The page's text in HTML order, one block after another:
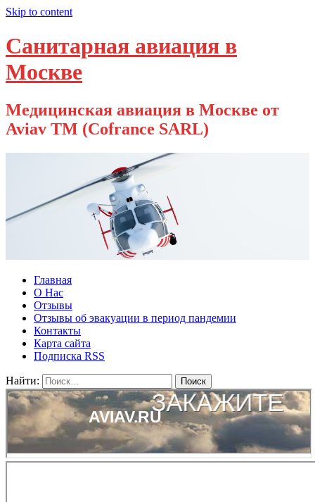
Skip to content
Санитарная авиация в
Москве
Медицинская авиация в Москве от
Aviav TM (Cofrance SARL)
Главная
О Нас
Отзывы
Отзывы об эвакуации в период пандемии
Контакты
Карта сайта
Подписка RSS
Найти: